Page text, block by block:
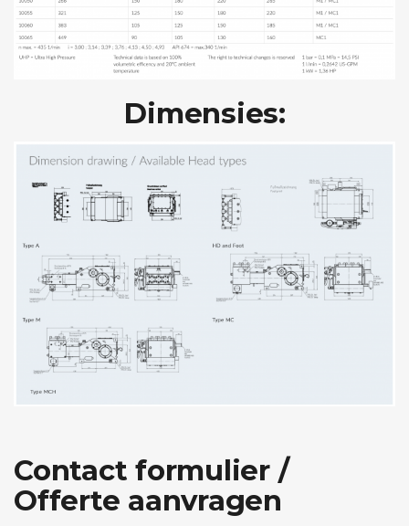
Dimensies:
Contact formulier /
Offerte aanvragen